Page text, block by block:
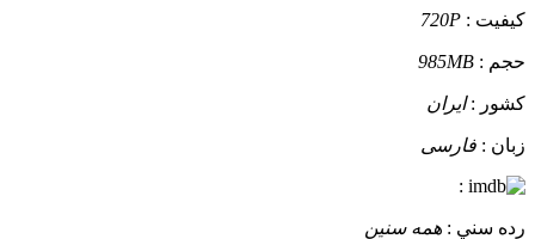
کيفيت : 720P
حجم : 985MB
کشور :ایران
زبان : فارسی
:
رده سني : همه سنین